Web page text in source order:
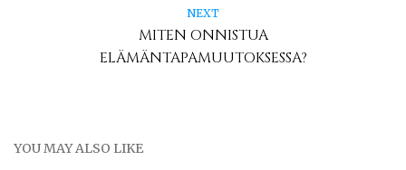
NEXT
MITEN ONNISTUA
ELÄMÄNTAPAMUUTOKSESSA?
YOU MAY ALSO LIKE